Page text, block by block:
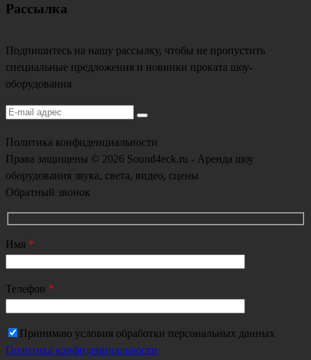
Рассылка
Подпишитесь на нашу рассылку, чтобы не пропустить
специальные предложения и новинки проката шоу-
оборудования
Политика конфиденциальности
Права защищены © 2026 Sound4eck.ru - Аренда шоу
оборудования звука, света, видео, сцены
Обратный звонок
Имя *
Телефон *
Принимаю условия обработки персональных данных
Политика конфиденциальности